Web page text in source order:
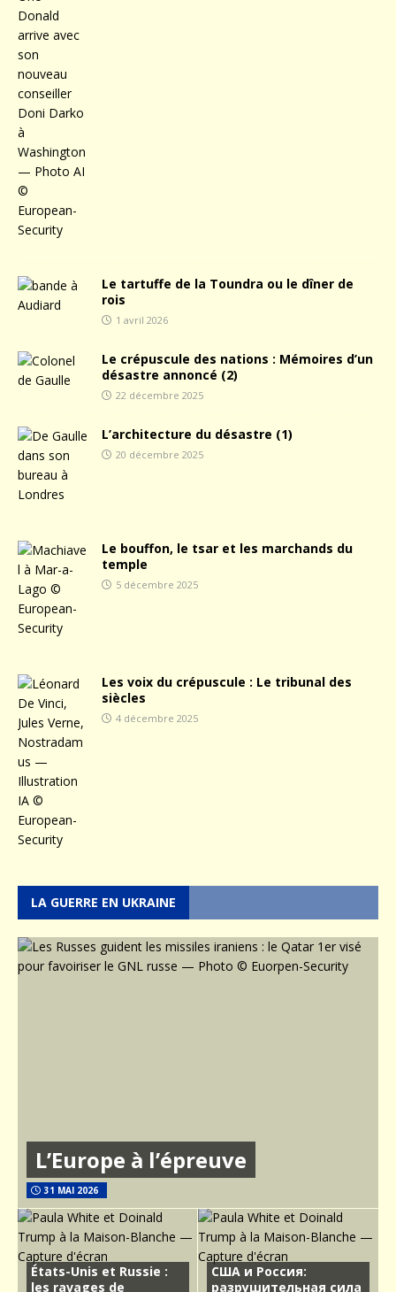
Le tartuffe de la Toundra ou le dîner de
rois
1 avril 2026
Le crépuscule des nations : Mémoires d’un
désastre annoncé (2)
22 décembre 2025
L’architecture du désastre (1)
20 décembre 2025
Le bouffon, le tsar et les marchands du
temple
5 décembre 2025
Les voix du crépuscule : Le tribunal des
siècles
4 décembre 2025
LA GUERRE EN UKRAINE
L’Europe à l’épreuve
31 MAI 2026
États-Unis et Russie :
les ravages de
США и Россия:
разрушительная сила